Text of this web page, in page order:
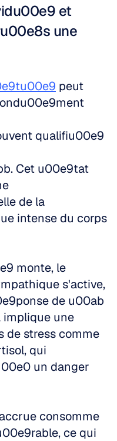
et
une
peut
qualifiu00e9
Cet u00e9tat
de la
intense du corps
monte, le
s'active,
de u00ab
une
de stress comme
qui
un danger
consomme
ce qui